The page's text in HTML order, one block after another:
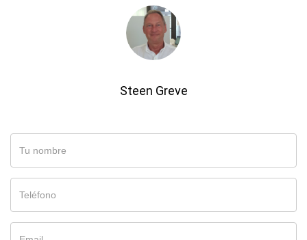
Steen Greve